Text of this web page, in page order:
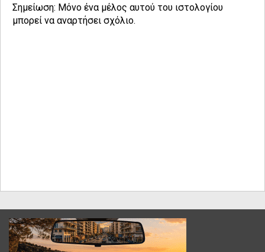
Σημείωση: Μόνο ένα μέλος αυτού του ιστολογίου
μπορεί να αναρτήσει σχόλιο.